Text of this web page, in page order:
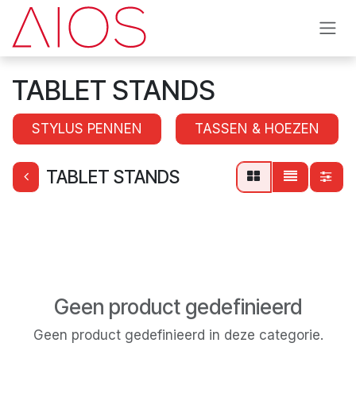
Overslaan naar inhoud
TABLET STANDS
STYLUS PENNEN TASSEN & HOEZEN
TABLET STANDS
Geen product gedefinieerd
Geen product gedefinieerd in deze categorie.